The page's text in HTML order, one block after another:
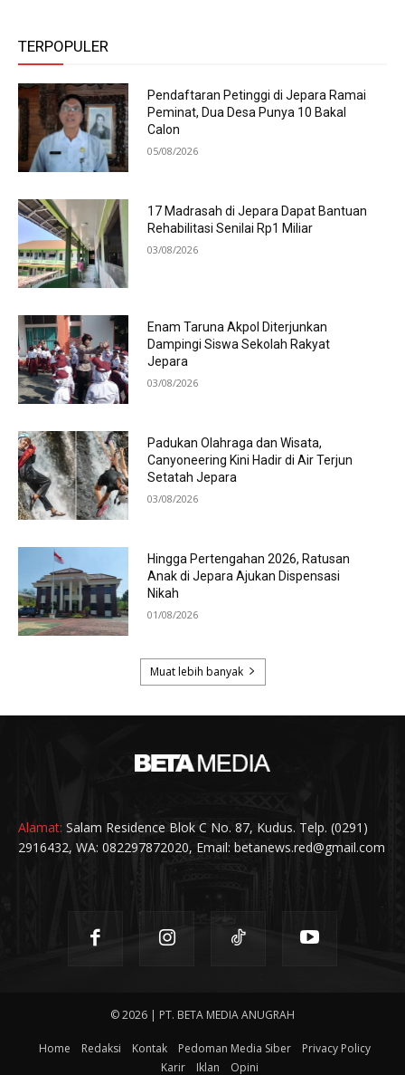
Alamat: Salam Residence Blok C No. 87, Kudus. Telp. (0291)
2916432, WA: 082297872020, Email: betanews.red@gmail.com
© 2026 | PT. BETA MEDIA ANUGRAH
Home Redaksi Kontak Pedoman Media Siber
Privacy Policy
Karir
Iklan Opini